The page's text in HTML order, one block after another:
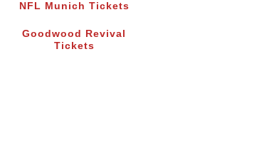
NFL Munich Tickets
Goodwood Revival
Tickets